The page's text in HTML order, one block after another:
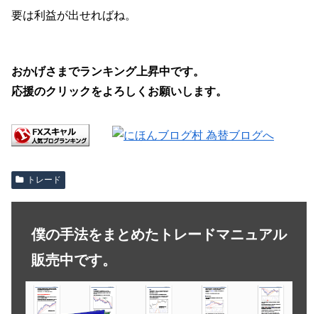
要は利益が出せればね。
おかげさまでランキング上昇中です。
応援のクリックをよろしくお願いします。
トレード
僕の手法をまとめたトレードマニュアル
販売中です。